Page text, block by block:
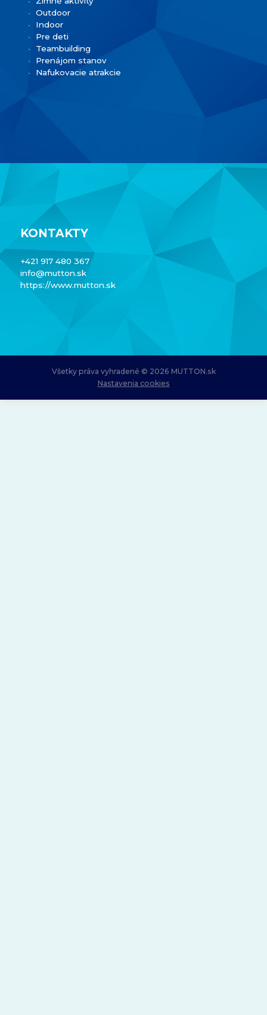
KONTAKTY
+421 917 480 367
info@mutton.sk
https://www.mutton.sk
Outdoor
Indoor
Pre deti
Teambuilding
Prenájom stanov
Nafukovacie atrakcie
Všetky práva vyhradené © 2026 MUTTON.sk
Nastavenia cookies